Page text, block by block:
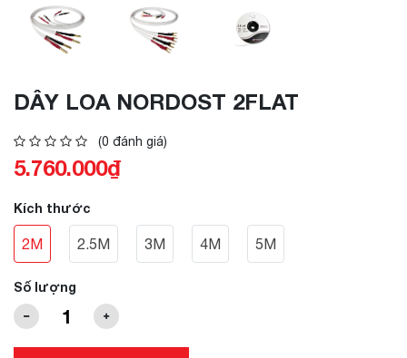
DÂY LOA NORDOST 2FLAT
(0 đánh giá)
5.760.000₫
Kích thước
2M 2.5M 3M 4M 5M
Số lượng